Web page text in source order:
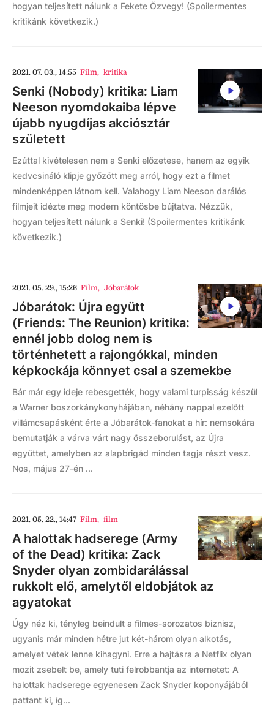
hogyan teljesített nálunk a Fekete Özvegy! (Spoilermentes
kritikánk következik.)
2021. 07. 03., 14:55 Film, kritika
Senki (Nobody) kritika: Liam
Neeson nyomdokaiba lépve
újabb nyugdíjas akciósztár
született
Ezúttal kivételesen nem a Senki előzetese, hanem az egyik
kedvcsináló klipje győzött meg arról, hogy ezt a filmet
mindenképpen látnom kell. Valahogy Liam Neeson darálós
filmjeit idézte meg modern köntösbe bújtatva. Nézzük,
hogyan teljesített nálunk a Senki! (Spoilermentes kritikánk
következik.)
2021. 05. 29., 15:26 Film, Jóbarátok
Jóbarátok: Újra együtt
(Friends: The Reunion) kritika:
ennél jobb dolog nem is
történhetett a rajongókkal, minden
képkockája könnyet csal a szemekbe
Bár már egy ideje rebesgették, hogy valami turpisság készül
a Warner boszorkánykonyhájában, néhány nappal ezelőtt
villámcsapásként érte a Jóbarátok-fanokat a hír: nemsokára
bemutatják a várva várt nagy összeborulást, az Újra
együttet, amelyben az alapbrigád minden tagja részt vesz.
Nos, május 27-én ...
2021. 05. 22., 14:47 Film, film
A halottak hadserege (Army
of the Dead) kritika: Zack
Snyder olyan zombidarálással
rukkolt elő, amelytől eldobjátok az
agyatokat
Úgy néz ki, tényleg beindult a filmes-sorozatos biznisz,
ugyanis már minden hétre jut két-három olyan alkotás,
amelyet vétek lenne kihagyni. Erre a hajtásra a Netflix olyan
mozit zsebelt be, amely tuti felrobbantja az internetet: A
halottak hadserege egyenesen Zack Snyder koponyájából
pattant ki, íg...